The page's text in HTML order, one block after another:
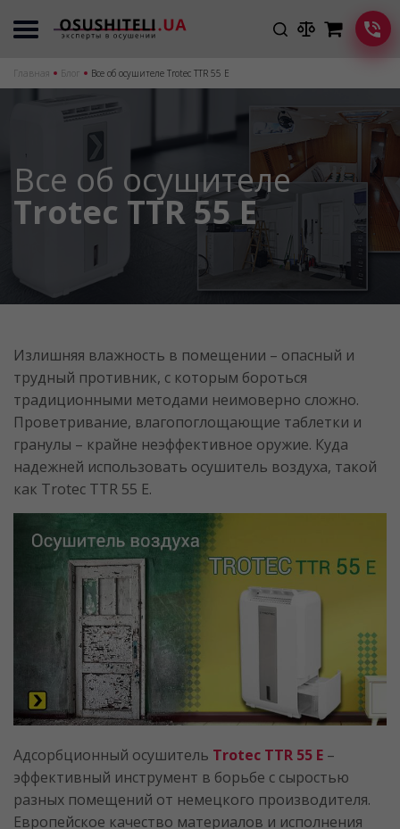
Главная Блог Все об осушителе Trotec TTR 55 E
Все об осушителе
Trotec TTR 55 E
Излишняя влажность в помещении – опасный и
трудный противник, с которым бороться
традиционными методами неимоверно сложно.
Проветривание, влагопоглощающие таблетки и
гранулы – крайне неэффективное оружие. Куда
надежней использовать осушитель воздуха, такой
как Trotec TTR 55 E.
Адсорбционный осушитель Trotec TTR 55 E –
эффективный инструмент в борьбе с сыростью
разных помещений от немецкого производителя.
Европейское качество материалов и исполнения